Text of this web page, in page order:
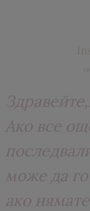
Ако все
може да
ако